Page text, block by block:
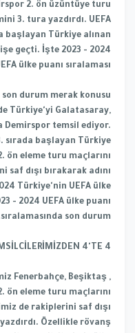
2. ön üzüntüye turu
3. tura yazdırdı. UEFA
başlayan Türkiye alınan
geçti. İşte 2023 - 2024
ülke puanı sıralaması...
son durum merak konusu
Türkiye'yi Galatasaray,
Demirspor temsil ediyor.
sırada başlayan Türkiye
ön eleme turu maçlarını
dışı bırakarak adını
Türkiye'nin UEFA ülke
- 2024 UEFA ülke puanı
sıralamasında son durum...
4'TE 4!
Fenerbahçe, Beşiktaş ,
ön eleme turu maçlarını
de rakiplerini saf dışı
Özellikle rövanş